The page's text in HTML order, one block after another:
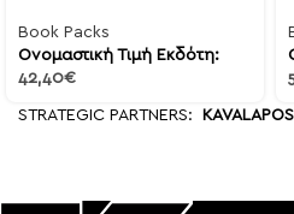
Book Packs
Ονομαστική Τιμή Εκδότη:
42,40€
STRATEGIC PARTNERS: